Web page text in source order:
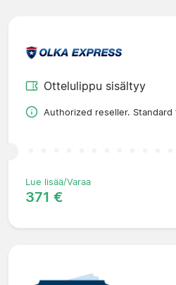
Ottelulippu sisältyy
Authorized reseller.
Lue lisää/Varaa
371 €